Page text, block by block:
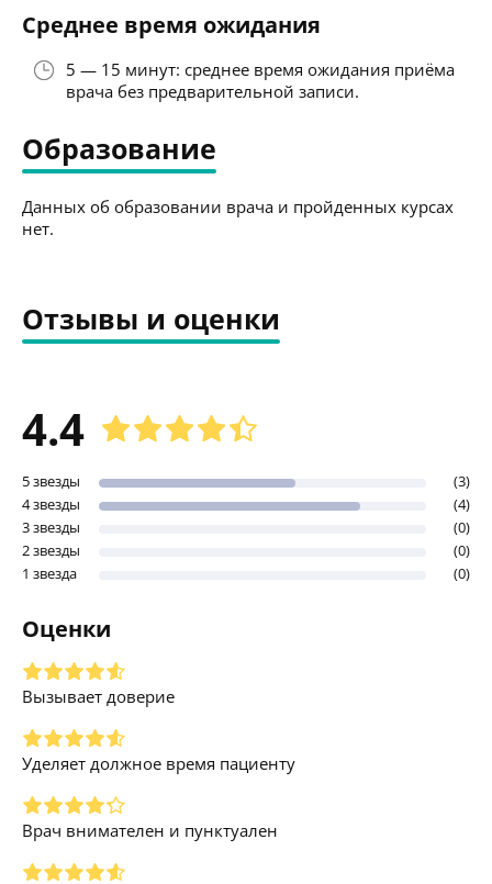
Среднее время ожидания
5 — 15 минут: среднее время ожидания приёма
врача без предварительной записи.
Образование
Данных об образовании врача и пройденных курсах
нет.
Отзывы и оценки
4.4
5 звезды
(3)
4 звезды
(4)
3 звезды
(0)
2 звезды
(0)
1 звезда
(0)
Оценки
Вызывает доверие
Уделяет должное время пациенту
Врач внимателен и пунктуален